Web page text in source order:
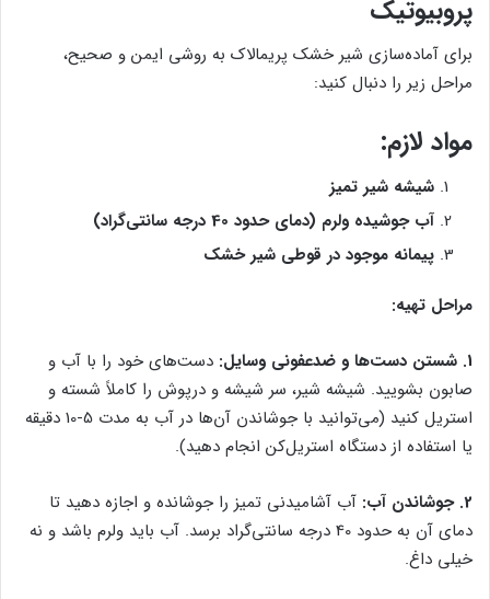
پروبیوتیک
برای آماده‌سازی شیر خشک پریمالاک به روشی ایمن و صحیح،
مراحل زیر را دنبال کنید:
مواد لازم:
شیشه شیر تمیز
آب جوشیده ولرم (دمای حدود 40 درجه سانتی‌گراد)
پیمانه موجود در قوطی شیر خشک
مراحل تهیه:
1. شستن دست‌ها و ضدعفونی وسایل:
دست‌های خود را با آب و
صابون بشویید. شیشه شیر، سر شیشه و درپوش را کاملاً شسته و
استریل کنید (می‌توانید با جوشاندن آن‌ها در آب به مدت 5-10 دقیقه
یا استفاده از دستگاه استریل‌کن انجام دهید).
2. جوشاندن آب:
آب آشامیدنی تمیز را جوشانده و اجازه دهید تا
دمای آن به حدود 40 درجه سانتی‌گراد برسد. آب باید ولرم باشد و نه
خیلی داغ.